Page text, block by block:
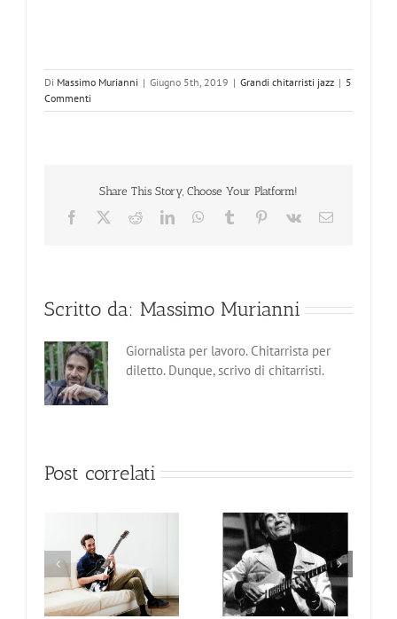
Di Massimo Murianni | Giugno 5th, 2019 | Grandi chitarristi jazz | 5
Commenti
Share This Story, Choose Your Platform!
Facebook RedditLinkedInWhatsApp
Tumblr Pinterest
Vk Email
Scritto da: Massimo Murianni
Giornalista per lavoro. Chitarrista per
diletto. Dunque, scrivo di chitarristi.
Post correlati
Ed Bickert, il leader
che non amava i
riflettori
Jocelyn Gould, il
nuovo sorriso nella
chitarra jazz